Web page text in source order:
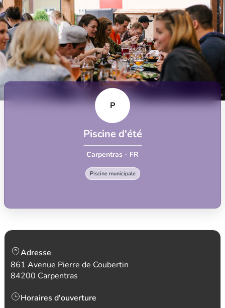
P
Piscine d'été
Carpentras - FR
Piscine municipale
Adresse
861 Avenue Pierre de Coubertin
84200 Carpentras
Horaires d'ouverture